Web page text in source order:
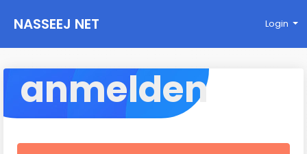
NASSEEJ NET Login
anmelden